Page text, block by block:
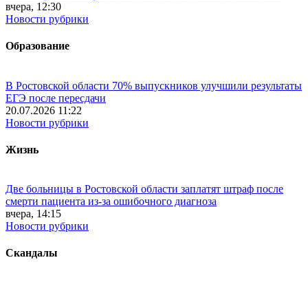
вчера, 12:30
Новости рубрики
Образование
В Ростовской области 70% выпускников улучшили результаты
ЕГЭ после пересдачи
20.07.2026 11:22
Новости рубрики
Жизнь
Две больницы в Ростовской области заплатят штраф после
смерти пациента из-за ошибочного диагноза
вчера, 14:15
Новости рубрики
Скандалы